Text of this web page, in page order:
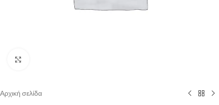
Αρχική σελίδα